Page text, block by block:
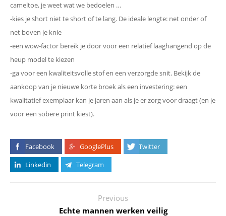
cameltoe, je weet wat we bedoelen …
-kies je short niet te short of te lang. De ideale lengte: net onder of
net boven je knie
-een wow-factor bereik je door voor een relatief laaghangend op de
heup model te kiezen
-ga voor een kwaliteitsvolle stof en een verzorgde snit. Bekijk de
aankoop van je nieuwe korte broek als een investering: een
kwalitatief exemplaar kan je jaren aan als je er zorg voor draagt (en je
voor een sobere print kiest).
Facebook GooglePlus
Twitter
Linkedin
Telegram
Previous
Echte mannen werken veilig